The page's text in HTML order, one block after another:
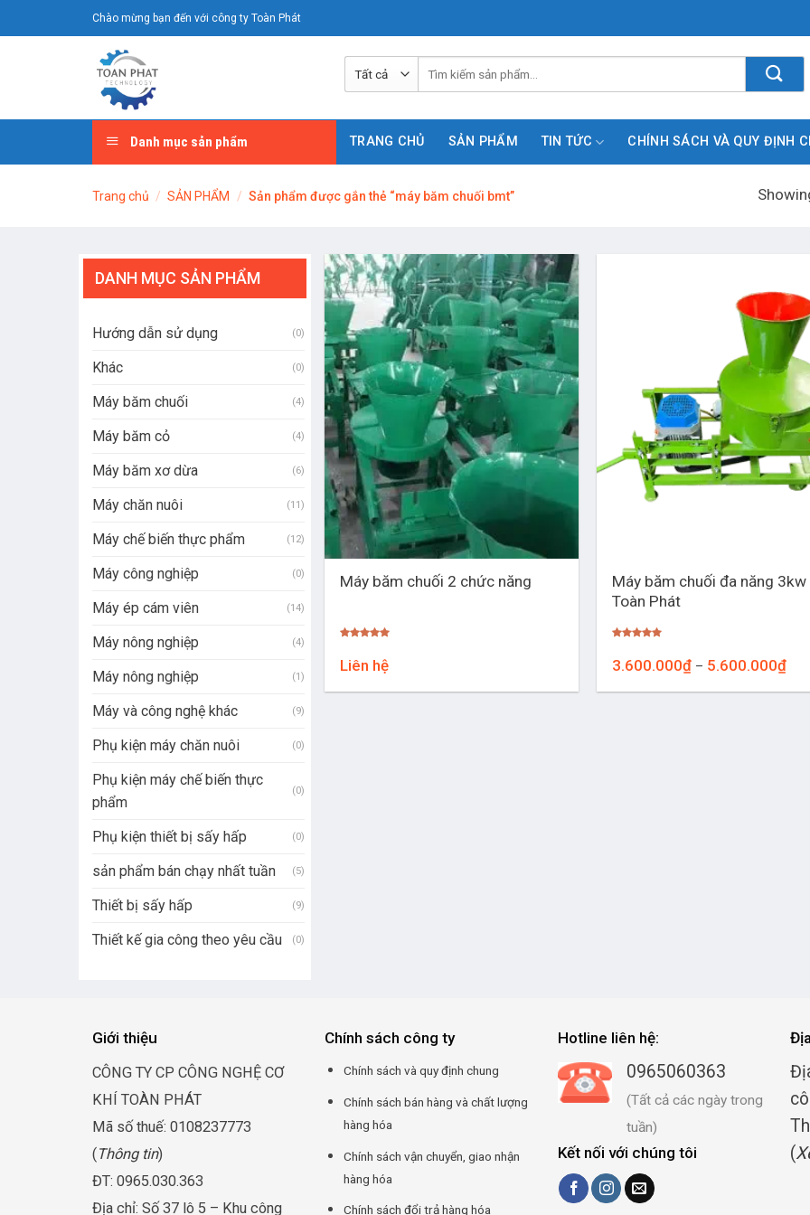
đến
Chào mừng bạn đến với công ty Toàn Phát
Danh mục sản phẩm TRANG CHỦ SẢN PHẨM TIN TỨC CHÍNH SÁCH VÀ QUY ĐỊNH
Trang chủ / SẢN PHẨM / Sản phẩm được gắn thẻ “máy băm chuối bmt”
DANH MỤC SẢN PHẨM
Hướng dẫn sử dụng (0)
Khác (0)
Máy băm chuối (4)
Máy băm cỏ (4)
Máy băm xơ dừa (6)
Máy chăn nuôi (11)
Máy chế biến thực phẩm (12)
Máy công nghiệp (0)
Máy ép cám viên (14)
Máy nông nghiệp (4)
Máy nông nghiệp (1)
Máy và công nghệ khác (9)
Phụ kiện máy chăn nuôi (0)
Phụ kiện máy chế biến thực
phẩm
(0)
Phụ kiện thiết bị sấy hấp (0)
sản phẩm bán chạy nhất tuần (5)
Thiết bị sấy hấp (9)
Thiết kế gia công theo yêu cầu (0)
Máy băm chuối 2 chức năng
5.00
5 sao
Liên hệ
Máy băm chuối đa năng 3kw
Toàn Phát
5 sao
3.600.000₫ – 5.600.000₫
từ
Giới thiệu
CÔNG TY CP CÔNG NGHỆ CƠ
KHÍ TOÀN PHÁT
Mã số thuế: 0108237773
( Thông tin)
ĐT: 0965.030.363
Địa chỉ: Số 37 lô 5 – Khu công
Chính sách công ty
Chính sách và quy định chung
Chính sách bán hàng và chất lượng
hàng hóa
Chính sách vận chuyển, giao nhận
hàng hóa
Chính sách đổi trả hàng hóa
Hotline liên hệ:
0965060363
(Tất cả các ngày trong
tuần)
Kết nối với chúng tôi
(